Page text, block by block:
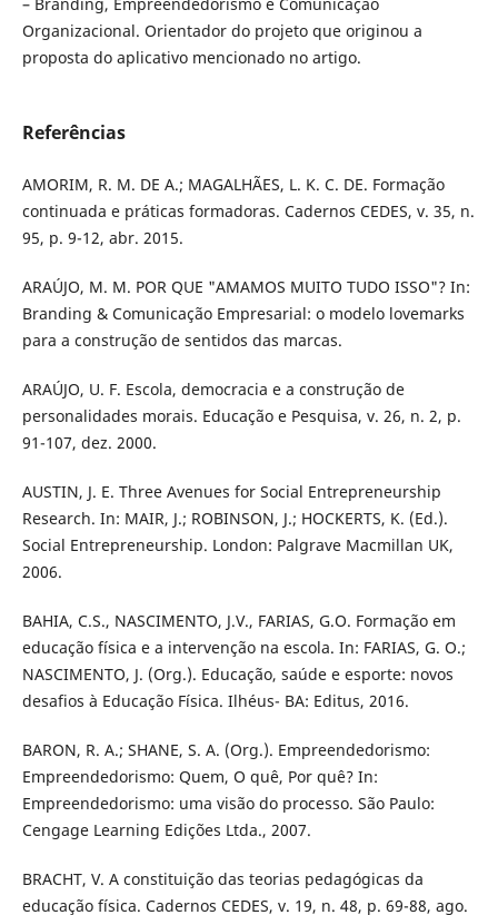
Organizacional. Orientador do projeto que originou a
proposta do aplicativo mencionado no artigo.
Referências
AMORIM, R. M. DE A.; MAGALHÃES, L. K. C. DE. Formação
continuada e práticas formadoras. Cadernos CEDES, v. 35, n.
95, p. 9-12, abr. 2015.
ARAÚJO, M. M. POR QUE "AMAMOS MUITO TUDO ISSO"? In:
Branding & Comunicação Empresarial: o modelo lovemarks
para a construção de sentidos das marcas.
ARAÚJO, U. F. Escola, democracia e a construção de
personalidades morais. Educação e Pesquisa, v. 26, n. 2, p.
91-107, dez. 2000.
AUSTIN, J. E. Three Avenues for Social Entrepreneurship
Research. In: MAIR, J.; ROBINSON, J.; HOCKERTS, K. (Ed.).
Social Entrepreneurship. London: Palgrave Macmillan UK,
2006.
BAHIA, C.S., NASCIMENTO, J.V., FARIAS, G.O. Formação em
educação física e a intervenção na escola. In: FARIAS, G. O.;
NASCIMENTO, J. (Org.). Educação, saúde e esporte: novos
desafios à Educação Física. Ilhéus- BA: Editus, 2016.
BARON, R. A.; SHANE, S. A. (Org.). Empreendedorismo:
Empreendedorismo: Quem, O quê, Por quê? In:
Empreendedorismo: uma visão do processo. São Paulo:
Cengage Learning Edições Ltda., 2007.
BRACHT, V. A constituição das teorias pedagógicas da
educação física. Cadernos CEDES, v. 19, n. 48, p. 69-88, ago.